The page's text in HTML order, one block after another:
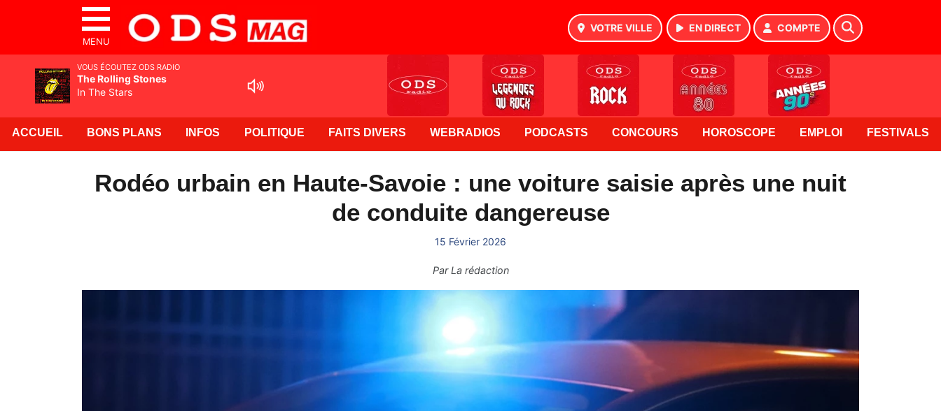
MENU
VOTRE VILLE EN DIRECT COMPTE
ACCUEIL BONS PLANS INFOS POLITIQUE FAITS DIVERS WEBRADIOS PODCASTS CONCOURS HOROSCOPE EMPLOI FESTIVALS
Rodéo urbain en Haute-Savoie : une voiture saisie après une nuit
de conduite dangereuse
15 Février 2026
ParLa rédaction
VOUS ÉCOUTEZ ODS RADIO
The Rolling Stones
In The Stars